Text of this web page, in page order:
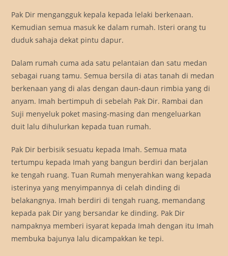
Pak Dir mengangguk kepala kepada lelaki berkenaan.
Kemudian semua masuk ke dalam rumah. Isteri orang tu
duduk sahaja dekat pintu dapur.
Dalam rumah cuma ada satu pelantaian dan satu medan
sebagai ruang tamu. Semua bersila di atas tanah di medan
berkenaan yang di alas dengan daun-daun rimbia yang di
anyam. Imah bertimpuh di sebelah Pak Dir. Rambai dan
Suji menyeluk poket masing-masing dan mengeluarkan
duit lalu dihulurkan kepada tuan rumah.
Pak Dir berbisik sesuatu kepada Imah. Semua mata
tertumpu kepada Imah yang bangun berdiri dan berjalan
ke tengah ruang. Tuan Rumah menyerahkan wang kepada
isterinya yang menyimpannya di celah dinding di
belakangnya. Imah berdiri di tengah ruang, memandang
kepada pak Dir yang bersandar ke dinding. Pak Dir
nampaknya memberi isyarat kepada Imah dengan itu Imah
membuka bajunya lalu dicampakkan ke tepi.